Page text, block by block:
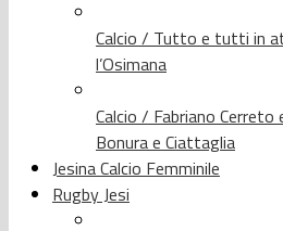
Calcio / Tutto e tutti in
l’Osimana
Calcio / Fabriano
Bonura e Ciattaglia
Jesina Calcio Femminile
Rugby Jesi